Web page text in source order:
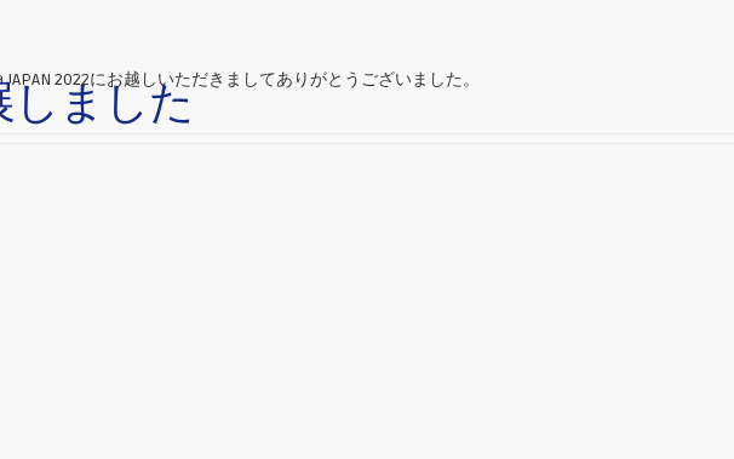
しました
2022にお越しいただきましてありがとうございました。